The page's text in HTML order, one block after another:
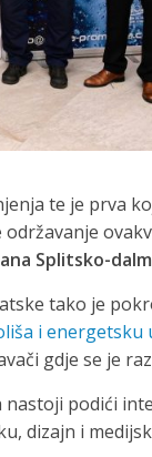
te je prva
Splitsko-
tako je
i energetsku
gdje se je
nastoji podići
dizajn i